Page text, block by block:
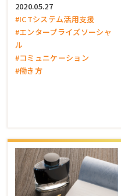
2020.05.27
#ICTシステム活用支援
#エンタープライズソーシャ
ル
#コミュニケーション
#働き方